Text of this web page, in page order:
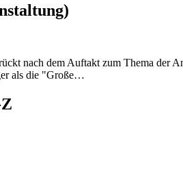
nach dem Auftakt zum Thema der
als die "Große…